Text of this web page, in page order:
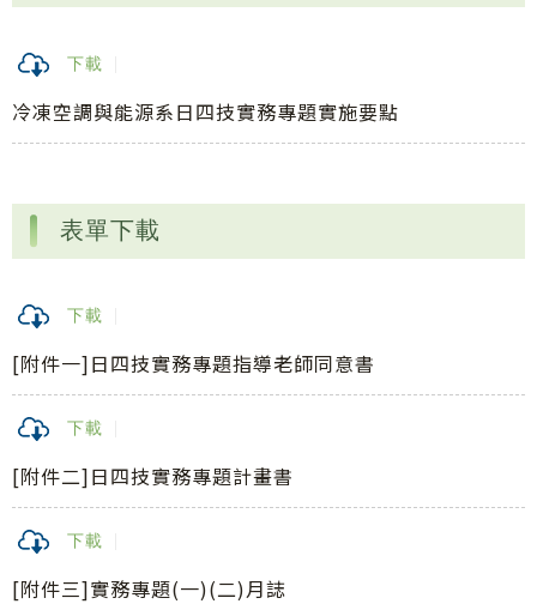
下載
冷凍空調與能源系日四技實務專題實施要點
表單下載
下載
[附件一]日四技實務專題指導老師同意書
下載
[附件二]日四技實務專題計畫書
下載
[附件三]實務專題(一)(二)月誌